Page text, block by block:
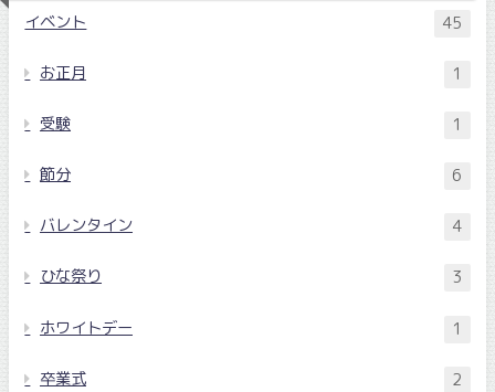
イベント 45
お正月 1
受験 1
節分 6
バレンタイン 4
ひな祭り 3
ホワイトデー 1
卒業式 2